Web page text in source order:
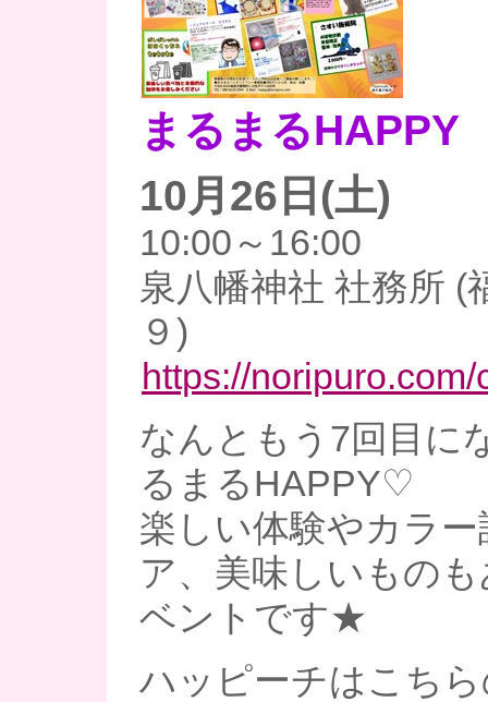
まるまるHAPPY
10月26日(土)
10:00～16:00
泉八幡神社 社務所 (
９)
https://
なんともう7回目に
るまるHAPPY♡
楽しい体験やカラ
ア、美味しいもの
ベントです★
ハッピーチはこち